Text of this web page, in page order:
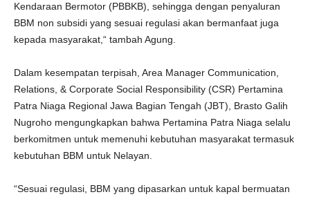
Kendaraan Bermotor (PBBKB), sehingga dengan penyaluran
BBM non subsidi yang sesuai regulasi akan bermanfaat juga
kepada masyarakat,“ tambah Agung.
Dalam kesempatan terpisah, Area Manager Communication,
Relations, & Corporate Social Responsibility (CSR) Pertamina
Patra Niaga Regional Jawa Bagian Tengah (JBT), Brasto Galih
Nugroho mengungkapkan bahwa Pertamina Patra Niaga selalu
berkomitmen untuk memenuhi kebutuhan masyarakat termasuk
kebutuhan BBM untuk Nelayan.
“Sesuai regulasi, BBM yang dipasarkan untuk kapal bermuatan